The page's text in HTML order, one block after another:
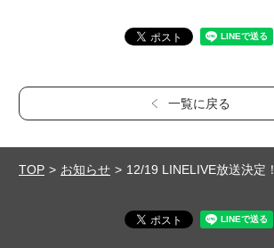
一覧に戻る
TOP お知らせ 12/19 LINELIVE放送決定！